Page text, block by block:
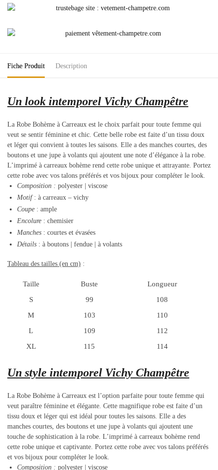
Fiche Produit Description
Un look intemporel Vichy Champêtre
La Robe Bohème à Carreaux est le choix parfait pour toute femme qui
veut se sentir féminine et chic. Cette belle robe est faite d’un tissu doux
et léger qui convient à toutes les saisons. Elle a des manches courtes, des
boutons et une jupe à volants qui ajoutent une note d’élégance à la robe.
L’imprimé à carreaux bohème rend cette robe unique et attrayante. Portez
cette robe avec vos talons préférés et vos bijoux pour compléter le look.
Composition : polyester | viscose
Motif: à carreaux – vichy
Coupe : ample
Encolure : chemisier
Manches : courtes et évasées
Détails : à boutons | fendue | à volants
Tableau des tailles (en cm) :
Taille Buste
Longueur
S
99
108
M
103
110
L
109
112
XL
115 114
Un style intemporel Vichy Champêtre
La Robe Bohème à Carreaux est l’option parfaite pour toute femme qui
veut paraître féminine et élégante. Cette magnifique robe est faite d’un
tissu doux et léger qui est idéal pour toutes les saisons. Elle a des
manches courtes, des boutons et une jupe à volants qui ajoutent une
touche de sophistication à la robe. L’imprimé à carreaux bohème rend
cette robe unique et captivante. Portez cette robe avec vos talons préférés
et vos bijoux pour compléter le look.
Composition : polyester | viscose